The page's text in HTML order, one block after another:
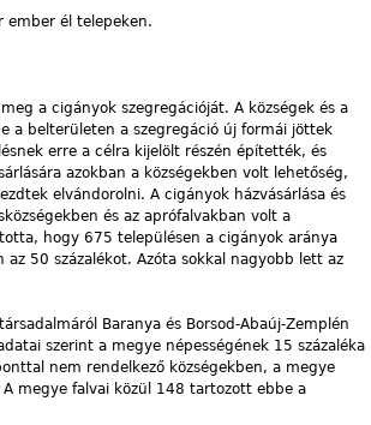
ember él telepeken.
a cigányok szegregációját. A községek és a
a belterületen a szegregáció új formái jöttek
erre a célra kijelölt részén építették, és
azokban a községekben volt lehetőség,
elvándorolni. A cigányok házvásárlása és
és az aprófalvakban volt a
hogy 675 településen a cigányok aránya
50 százalékot. Azóta sokkal nagyobb lett az
Baranya és Borsod-Abaúj-Zemplén
szerint a megye népességének 15 százaléka
nem rendelkező községekben, a megye
megye falvai közül 148 tartozott ebbe a